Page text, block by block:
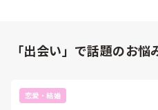
「出会い」で話題のお悩
恋愛・結婚